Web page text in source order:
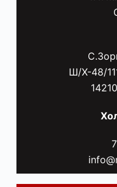
Ш/Х-48/